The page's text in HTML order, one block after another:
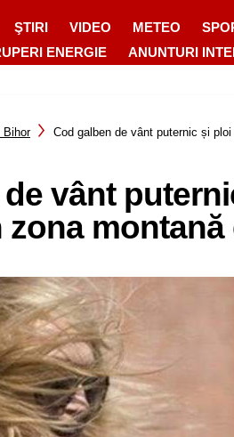
ŞTIRI VIDEO METEO
ENERGIE
ANUNTURI
Bihor
Cod galben de vânt puternic și
vânt
zona